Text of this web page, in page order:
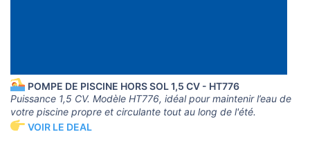
POMPE DE PISCINE HORS SOL 1,5 CV - HT776
Puissance 1,5 CV. Modèle HT776, idéal pour maintenir l’eau de
votre piscine propre et circulante tout au long de l'été.
VOIR LE DEAL